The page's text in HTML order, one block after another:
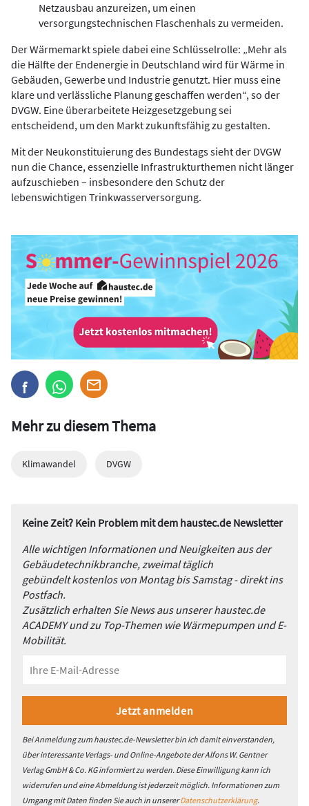
Netzausbau anzureizen, um einen
versorgungstechnischen Flaschenhals zu vermeiden.
Der Wärmemarkt spiele dabei eine Schlüsselrolle: „Mehr als
die Hälfte der Endenergie in Deutschland wird für Wärme in
Gebäuden, Gewerbe und Industrie genutzt. Hier muss eine
klare und verlässliche Planung geschaffen werden“, so der
DVGW. Eine überarbeitete Heizgesetzgebung sei
entscheidend, um den Markt zukunftsfähig zu gestalten.
Mit der Neukonstituierung des Bundestags sieht der DVGW
nun die Chance, essenzielle Infrastrukturthemen nicht länger
aufzuschieben – insbesondere den Schutz der
lebenswichtigen Trinkwasserversorgung.
Mehr zu diesem Thema
Klimawandel DVGW
Keine Zeit? Kein Problem mit dem haustec.de Newsletter
Alle wichtigen Informationen und Neuigkeiten aus der
Gebäudetechnikbranche, zweimal täglich
gebündelt kostenlos von Montag bis Samstag - direkt ins
Postfach.
Zusätzlich erhalten Sie News aus unserer haustec.de
ACADEMY und zu Top-Themen wie Wärmepumpen und E-
Mobilität.
Bei Anmeldung zum haustec.de-Newsletter bin ich damit einverstanden,
über interessante Verlags- und Online-Angebote der Alfons W. Gentner
Verlag GmbH & Co. KG informiert zu werden. Diese Einwilligung kann ich
widerrufen und eine Abmeldung ist jederzeit möglich. Informationen zum
Umgang mit Daten finden Sie auch in unsererDatenschutzerklärung.